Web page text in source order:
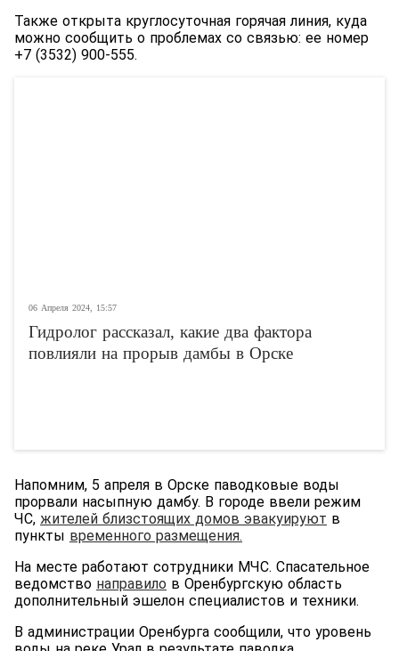
Также открыта круглосуточная горячая линия, куда
можно сообщить о проблемах со связью: ее номер
+7 (3532) 900-555.
06 Апреля 2024, 15:57
Гидролог рассказал, какие два фактора
повлияли на прорыв дамбы в Орске
Напомним, 5 апреля в Орске паводковые воды
прорвали насыпную дамбу. В городе ввели режим
ЧС, жителей близстоящих домов эвакуируют в
пункты временного размещения.
На месте работают сотрудники МЧС. Спасательное
ведомство направило в Оренбургскую область
дополнительный эшелон специалистов и техники.
В администрации Оренбурга сообщили, что уровень